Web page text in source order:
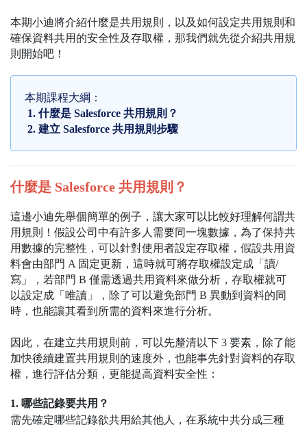
本期小迪將介紹什麼是共用規則，以及如何設定共用規則和
確保資料共用的安全性及存取權，那我們就先從介紹共用規
則開始吧！
本期課程大綱：
什麼是 Salesforce 共用規則？
建立 Salesforce 共用規則步驟
什麼是 Salesforce 共用規則？
這邊小迪先舉個簡單的例子，讓大家可以比較好理解何謂共
用規則！假設公司中有許多人需要同一塊數據，為了保持共
用數據的完整性，可以針對使用者設定存取權，假設共用資
料會由部門 A 固定更新，這時就可將存取權設定成「讀/
寫」，若部門 B 僅需透過共用資料來做分析，存取權就可
以設定成「唯讀」，除了可以避免部門 B 異動到資料的同
時，也能讓其看到所需的資料來進行分析。
因此，在建立共用規則前，可以先釐清以下 3 要素，除了能
加快後續建置共用規則的速度外，也能事先針對資料的存取
權，進行評估分類，更能提高資料安全性：
1. 哪些記錄要共用？
需先確定哪些記錄欲共用給其他人，在系統中共分成三種